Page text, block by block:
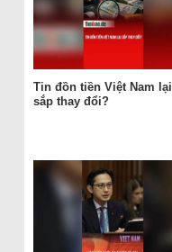
Tin đồn tiền Việt Nam lại
sắp thay đổi?